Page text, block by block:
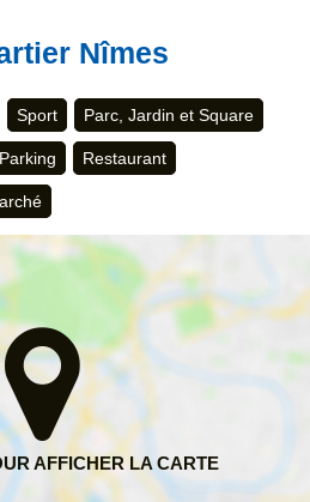
Nîmes
Sport Parc, Jardin et Square
Parking Restaurant